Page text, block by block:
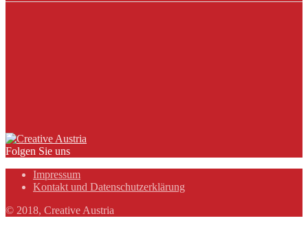
Folgen Sie uns
Impressum
Kontakt und Datenschutzerklärung
© 2018, Creative Austria